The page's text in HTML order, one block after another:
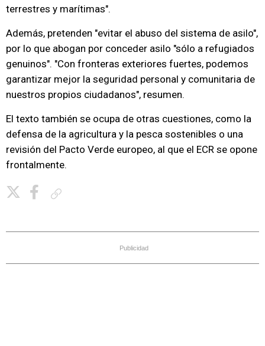
terrestres y marítimas".
Además, pretenden "evitar el abuso del sistema de asilo",
por lo que abogan por conceder asilo "sólo a refugiados
genuinos". "Con fronteras exteriores fuertes, podemos
garantizar mejor la seguridad personal y comunitaria de
nuestros propios ciudadanos", resumen.
El texto también se ocupa de otras cuestiones, como la
defensa de la agricultura y la pesca sostenibles o una
revisión del Pacto Verde europeo, al que el ECR se opone
frontalmente.
Publicidad